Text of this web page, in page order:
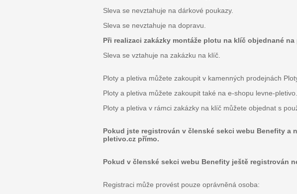
Sleva se nevztahuje na dárkové poukazy.
Sleva se nevztahuje na dopravu.
Při realizaci zakázky montáže plotu na klíč objednané
Sleva se vztahuje na zakázku na klíč.
Ploty a pletiva můžete zakoupit v kamenných prodejnách
Ploty a pletiva můžete zakoupit také na e-shopu levne-
Ploty a pletiva v rámci zakázky na klíč můžete objednat s
Pokud jste registrován v členské sekci webu Benefity
pletivo.cz přímo.
Pokud v členské sekci webu Benefity ještě registrován
Registraci může provést pouze oprávněná osoba: